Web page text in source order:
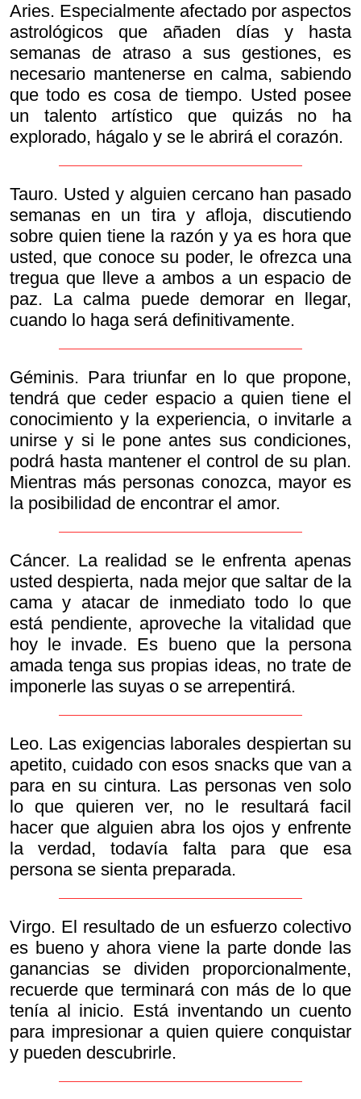
Aries. Especialmente afectado por aspectos
astrológicos que añaden días y hasta
semanas de atraso a sus gestiones, es
necesario mantenerse en calma, sabiendo
que todo es cosa de tiempo. Usted posee
un talento artístico que quizás no ha
explorado, hágalo y se le abrirá el corazón.
Tauro. Usted y alguien cercano han pasado
semanas en un tira y afloja, discutiendo
sobre quien tiene la razón y ya es hora que
usted, que conoce su poder, le ofrezca una
tregua que lleve a ambos a un espacio de
paz. La calma puede demorar en llegar,
cuando lo haga será definitivamente.
Géminis. Para triunfar en lo que propone,
tendrá que ceder espacio a quien tiene el
conocimiento y la experiencia, o invitarle a
unirse y si le pone antes sus condiciones,
podrá hasta mantener el control de su plan.
Mientras más personas conozca, mayor es
la posibilidad de encontrar el amor.
Cáncer. La realidad se le enfrenta apenas
usted despierta, nada mejor que saltar de la
cama y atacar de inmediato todo lo que
está pendiente, aproveche la vitalidad que
hoy le invade. Es bueno que la persona
amada tenga sus propias ideas, no trate de
imponerle las suyas o se arrepentirá.
Leo. Las exigencias laborales despiertan su
apetito, cuidado con esos snacks que van a
para en su cintura. Las personas ven solo
lo que quieren ver, no le resultará facil
hacer que alguien abra los ojos y enfrente
la verdad, todavía falta para que esa
persona se sienta preparada.
Virgo. El resultado de un esfuerzo colectivo
es bueno y ahora viene la parte donde las
ganancias se dividen proporcionalmente,
recuerde que terminará con más de lo que
tenía al inicio. Está inventando un cuento
para impresionar a quien quiere conquistar
y pueden descubrirle.